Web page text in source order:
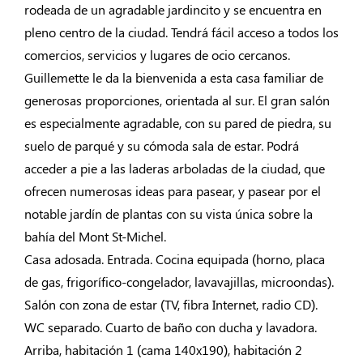
rodeada de un agradable jardincito y se encuentra en
pleno centro de la ciudad. Tendrá fácil acceso a todos los
comercios, servicios y lugares de ocio cercanos.
Guillemette le da la bienvenida a esta casa familiar de
generosas proporciones, orientada al sur. El gran salón
es especialmente agradable, con su pared de piedra, su
suelo de parqué y su cómoda sala de estar. Podrá
acceder a pie a las laderas arboladas de la ciudad, que
ofrecen numerosas ideas para pasear, y pasear por el
notable jardín de plantas con su vista única sobre la
bahía del Mont St-Michel.
Casa adosada. Entrada. Cocina equipada (horno, placa
de gas, frigorífico-congelador, lavavajillas, microondas).
Salón con zona de estar (TV, fibra Internet, radio CD).
WC separado. Cuarto de baño con ducha y lavadora.
Arriba, habitación 1 (cama 140x190), habitación 2